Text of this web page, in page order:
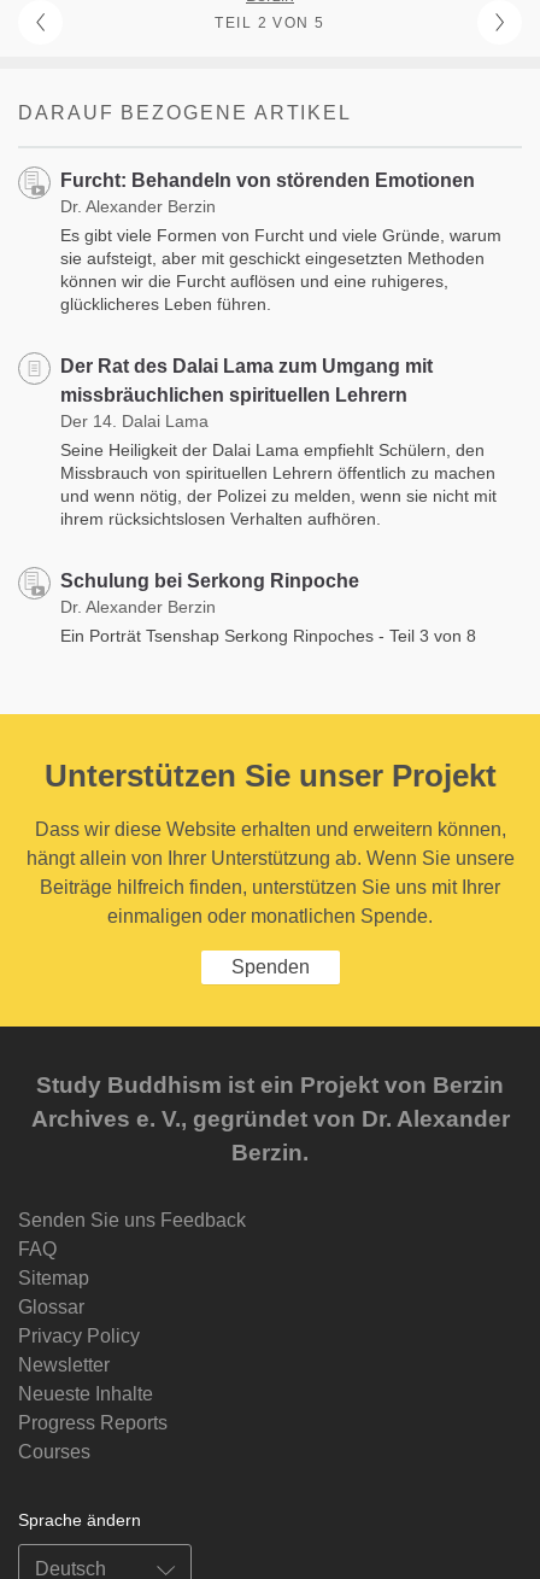
TEIL 2 VON 5
DARAUF BEZOGENE ARTIKEL
Furcht: Behandeln von störenden Emotionen
Dr. Alexander Berzin
Es gibt viele Formen von Furcht und viele Gründe, warum
sie aufsteigt, aber mit geschickt eingesetzten Methoden
können wir die Furcht auflösen und eine ruhigeres,
glücklicheres Leben führen.
Der Rat des Dalai Lama zum Umgang mit
missbräuchlichen spirituellen Lehrern
Der 14. Dalai Lama
Seine Heiligkeit der Dalai Lama empfiehlt Schülern, den
Missbrauch von spirituellen Lehrern öffentlich zu machen
und wenn nötig, der Polizei zu melden, wenn sie nicht mit
ihrem rücksichtslosen Verhalten aufhören.
Schulung bei Serkong Rinpoche
Dr. Alexander Berzin
Ein Porträt Tsenshap Serkong Rinpoches - Teil 3 von 8
Unterstützen Sie unser Projekt
Dass wir diese Website erhalten und erweitern können,
hängt allein von Ihrer Unterstützung ab. Wenn Sie unsere
Beiträge hilfreich finden, unterstützen Sie uns mit Ihrer
einmaligen oder monatlichen Spende.
Spenden
Study Buddhism ist ein Projekt von Berzin
Archives e. V., gegründet von Dr. Alexander
Berzin.
Senden Sie uns Feedback
FAQ
Sitemap
Glossar
Privacy Policy
Newsletter
Neueste Inhalte
Progress Reports
Courses
Sprache ändern